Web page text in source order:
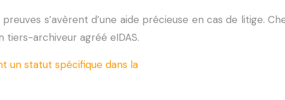
s’avèrent d’une aide précieuse en cas de litige.
tiers-archiveur agréé eIDAS.
un statut spécifique dans la